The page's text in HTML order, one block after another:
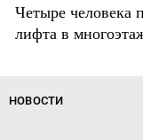
Четыре человека
лифта в
НОВОСТИ